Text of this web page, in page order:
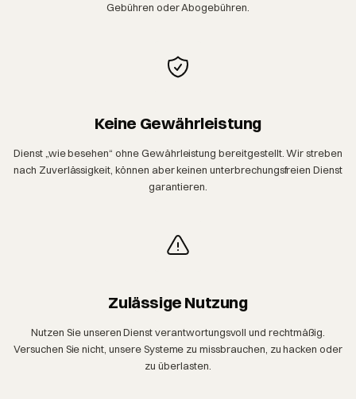
Gebühren oder Abogebühren.
Keine Gewährleistung
Dienst „wie besehen“ ohne Gewährleistung bereitgestellt. Wir streben
nach Zuverlässigkeit, können aber keinen unterbrechungsfreien Dienst
garantieren.
Zulässige Nutzung
Nutzen Sie unseren Dienst verantwortungsvoll und rechtmäßig.
Versuchen Sie nicht, unsere Systeme zu missbrauchen, zu hacken oder
zu überlasten.